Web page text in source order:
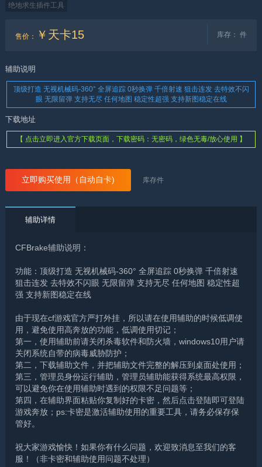
绝地求生插件工具
售价 ： ￥天卡15 库存： 件
辅助说明
顶级打造 无视机械码-360° 全屏追踪 0秒换弹 千倍射速 狙击连发 去特效不闪
眼 无限留弹 支持无尽 任何地图 稳定性超强 支持新图稳定在线
下载地址
【 点击立即进入官方下载页面，下载密码：无密码，绿色无毒/放心使用 】
立即购买使用（自动自卡) 库存件
辅助详情
CFBrake辅助说明：
功能：顶级打造 无视机械码-360° 全屏追踪 0秒换弹 千倍射速
狙击连发 去特效不闪眼 无限留弹 支持无尽 任何地图 稳定性超
强 支持新图稳定在线
由于现在cf游戏官方严打外挂，所以请在使用辅助的时候低调使
用，避免使用高奔放的功能，低调使用切记；
第一，使用辅助前请关闭杀毒软件和防火墙，windows10用户请
关闭系统自带的病毒威胁防护；
第二，下载辅助文件，并把辅助文件完整的解压到桌面处使用；
第三，管理员身份运行辅助，管理员辅助能获得系统最高权限，
可以避免你在使用辅助时遇到的权限不足问题等；
第四，在辅助界面粘贴你复制好的卡密，然后点击登陆即可登陆
游戏奔放；ps:卡密是激活辅助使用的重要工具，请务必保存保
管好。
祝大家游戏愉快！如果你有什么问题，欢迎致消息至我们的客
服！（非卡密和辅助使用问题不处理）